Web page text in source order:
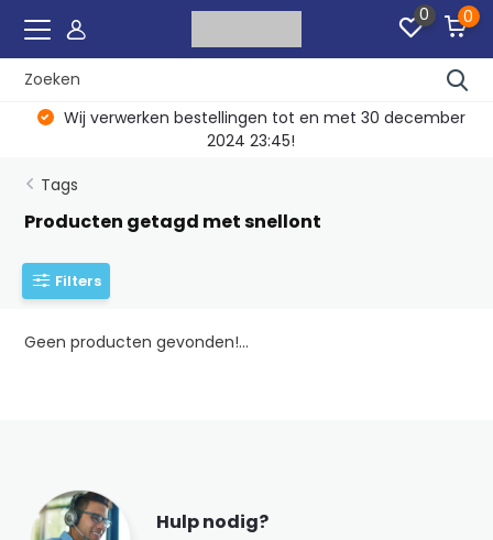
0 0
Wij verwerken bestellingen tot en met 30 december
2024 23:45!
Tags
Producten getagd met snellont
Filters
Geen producten gevonden!...
Hulp nodig?